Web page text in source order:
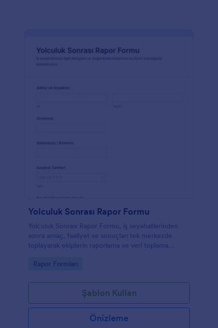
Yolculuk Sonrası Rapor Formu
Yolculuk Sonrası Rapor Formu, iş seyahatlerinden
sonra amaç, faaliyet ve sonuçları tek merkezde
toplayarak ekiplerin raporlama ve veri toplama
yardımcı olur.
Go to Category:
Rapor Formları
Şablon Kullan
Önizleme